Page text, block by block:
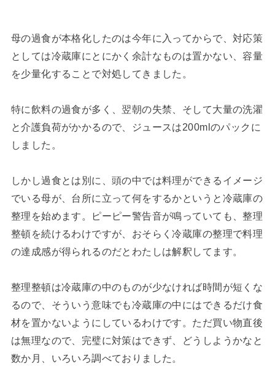
母の過食が本格化したのは今年に入ってからで、対応策
としては冷蔵庫にとにかく余計なものは置かない、容量
を少量化することで対処してきました。
特に飲料の過食が多く、翌朝の失禁、そして大量の洗濯
と介護負荷がかかるので、ジュースは200mlのパックに
しました。
しかし過食とは別に、頭の中では料理ができるイメージ
でいる母が、台所に立って何をするかというと冷蔵庫の
整理を始めます。ピーピー警告音が鳴っていても、整理
整頓を続けるわけですが、おそらく冷蔵庫の整理で料理
の達成感が得られるのだとわたしは解釈してます。
整理整頓は冷蔵庫の中のものが少なければ時間が短くな
るので、そういう意味でも冷蔵庫の中にはできるだけ食
材を置かないようにしているわけです。ただ買い物直後
は無理なので、完璧に対策はできず、どうしようかなと
数か月、いろいろ調べておりました。